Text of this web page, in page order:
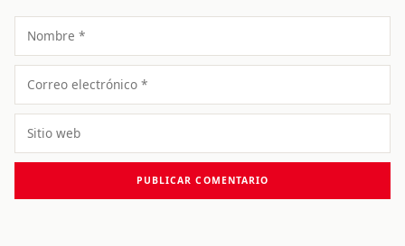
Nombre
Correo
electrónico
Sitio
web